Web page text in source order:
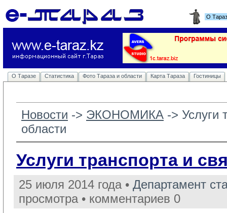
О
О Таразе Статистика Фото Тараза и области Карта Тараза Гостиницы
Новости -> ЭКОНОМИКА -> Услуги
области
Услуги транспорта и
25 июля 2014 года • Департамент
просмотра • комментариев 0